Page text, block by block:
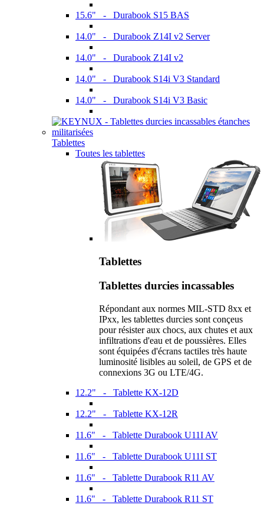
15.6" - Durabook S15 BAS
14.0" - Durabook Z14I v2 Server
14.0" - Durabook Z14I v2
14.0" - Durabook S14i V3 Standard
14.0" - Durabook S14i V3 Basic
Tablettes
Toutes les tablettes
Tablettes
Tablettes durcies incassables
Répondant aux normes MIL-STD 8xx et
IPxx, les tablettes durcies sont conçeus
pour résister aux chocs, aux chutes et aux
infiltrations d'eau et de poussières. Elles
sont équipées d'écrans tactiles très haute
luminosité lisibles au soleil, de GPS et de
connexions 3G ou LTE/4G.
12.2" - Tablette KX-12D
12.2" - Tablette KX-12R
11.6" - Tablette Durabook U11I AV
11.6" - Tablette Durabook U11I ST
11.6" - Tablette Durabook R11 AV
11.6" - Tablette Durabook R11 ST